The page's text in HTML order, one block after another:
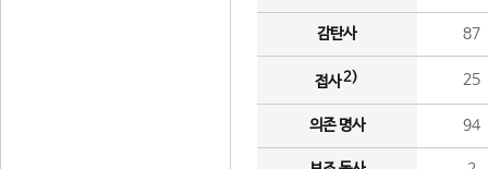
감탄사 87
접사2) 25
의존 명사 94